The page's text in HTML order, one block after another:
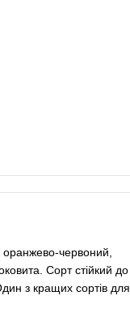
оранжево-червоний,
Сорт стійкий до
з кращих сортів для